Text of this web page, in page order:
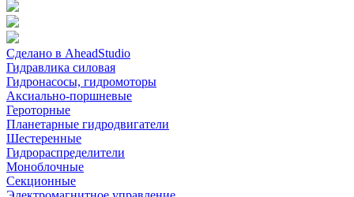
Сделано в AheadStudio
Гидравлика силовая
Гидронасосы, гидромоторы
Аксиально-поршневые
Героторные
Планетарные гидродвигатели
Шестеренные
Гидрораспределители
Моноблочные
Секционные